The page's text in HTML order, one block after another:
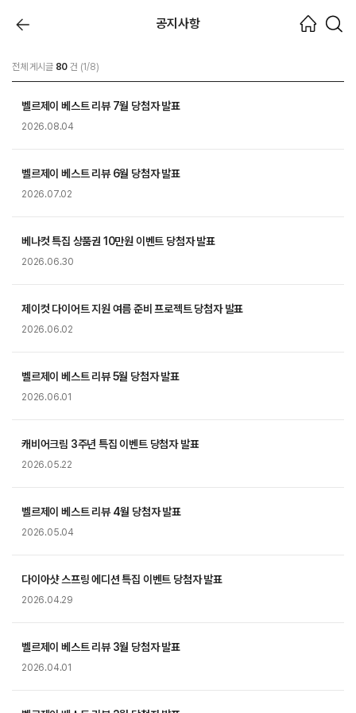
공지사항
전체 게시글 80 건 (1/8)
벨르제이 베스트 리뷰 7월 당첨자 발표
2026.08.04
벨르제이 베스트 리뷰 6월 당첨자 발표
2026.07.02
베나컷 특집 상품권 10만원 이벤트 당첨자 발표
2026.06.30
제이컷 다이어트 지원 여름 준비 프로젝트 당첨자 발표
2026.06.02
벨르제이 베스트 리뷰 5월 당첨자 발표
2026.06.01
캐비어크림 3주년 특집 이벤트 당첨자 발표
2026.05.22
벨르제이 베스트 리뷰 4월 당첨자 발표
2026.05.04
다이아샷 스프링 에디션 특집 이벤트 당첨자 발표
2026.04.29
벨르제이 베스트 리뷰 3월 당첨자 발표
2026.04.01